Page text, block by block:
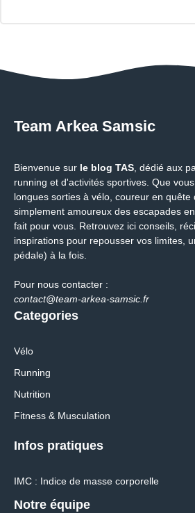
Team Arkea Samsic
Bienvenue sur le blog TAS, dédié aux
running et d'activités sportives. Que
longues sorties à vélo, coureur en quête
simplement amoureux des escapades
fait pour vous. Retrouvez ici conseils,
inspirations pour repousser vos limites,
pédale) à la fois.
Pour nous contacter :
contact@team-arkea-samsic.fr
Categories
Vélo
Running
Nutrition
Fitness & Musculation
Infos pratiques
IMC : Indice de masse corporelle
Notre équipe